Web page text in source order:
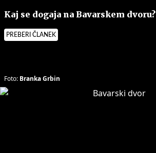
Kaj se dogaja na Bavarskem dvoru?
PREBERI ČLANEK
Foto: Branka Grbin